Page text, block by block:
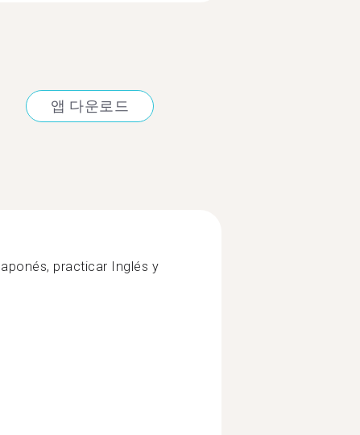
앱 다운로드
practicar Inglés y